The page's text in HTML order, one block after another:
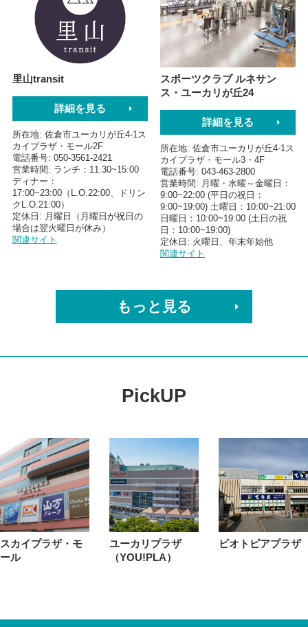
里山transit
詳細を見る
所在地 佐倉市ユーカリが丘4-1ス
カイプラザ・モール2F
電話番号 050-3561-2421
営業時間
ランチ：11:30~15:00
ディナー：
17:00~23:00（L.O.22:00、ドリン
クL.O.21:00）
定休日
月曜日（月曜日が祝日の
場合は翌火曜日が休み）
関連サイト
スポーツクラブ ルネサン
ス・ユーカリが丘24
詳細を見る
所在地 佐倉市ユーカリが丘4-1ス
カイプラザ・モール3・4F
電話番号 043-463-2800
営業時間
月曜・水曜～金曜日：
9:00~22:00 (平日の祝日：
9:00~19:00) 土曜日：10:00~21:00
日曜日：10:00~19:00 (土日の祝
日：10:00~19:00)
定休日
火曜日、年末年始他
関連サイト
もっと見る
PickUP
スカイプラザ・モ
ール
ユーカリプラザ
（YOU!PLA）
ビオトピアプラザ